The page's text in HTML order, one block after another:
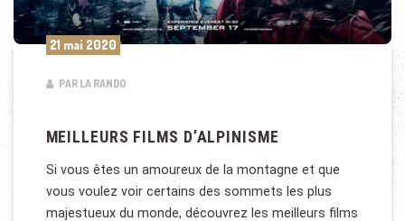
21 mai 2020
PAR LA RANDO
MEILLEURS FILMS D’ALPINISME
Si vous êtes un amoureux de la montagne et que
vous voulez voir certains des sommets les plus
majestueux du monde, découvrez les meilleurs films